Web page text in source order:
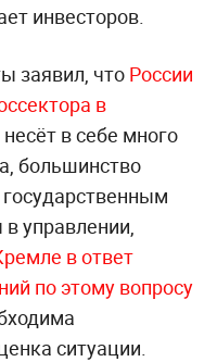
инвесторов.
заявил, что России
в
в себе много
большинство
управлении,
в ответ
по этому вопросу
ситуации.